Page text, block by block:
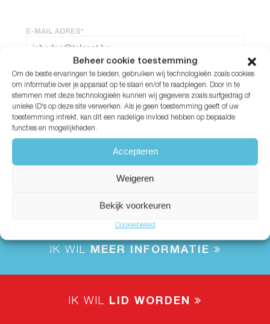
Beheer cookie toestemming
Om de beste ervaringen te bieden, gebruiken wij technologieën zoals cookies
om informatie over je apparaat op te slaan en/of te raadplegen. Door in te
stemmen met deze technologieën kunnen wij gegevens zoals surfgedrag of
unieke ID's op deze site verwerken. Als je geen toestemming geeft of uw
toestemming intrekt, kan dit een nadelige invloed hebben op bepaalde
functies en mogelijkheden.
Accepteren
Weigeren
Bekijk voorkeuren
Cookiebeleid
E-MAIL ADRES*
WACHTWOORD*
Wachtwoord vergeten?
IK WIL MEER INFORMATIE
IK WIL LID WORDEN